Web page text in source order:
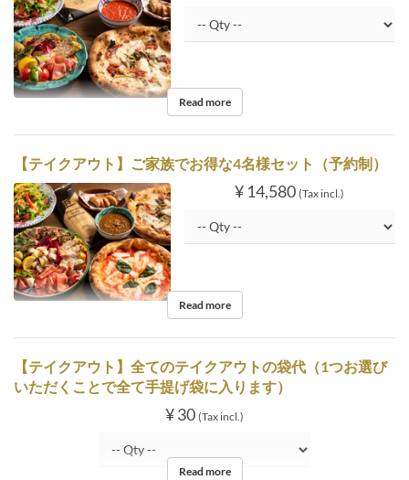
Read more
【テイクアウト】ご家族でお得な4名様セット（予約制）
¥ 14,580 (Tax incl.)
Read more
【テイクアウト】全てのテイクアウトの袋代（1つお選び
いただくことで全て手提げ袋に入ります）
¥ 30 (Tax incl.)
Read more